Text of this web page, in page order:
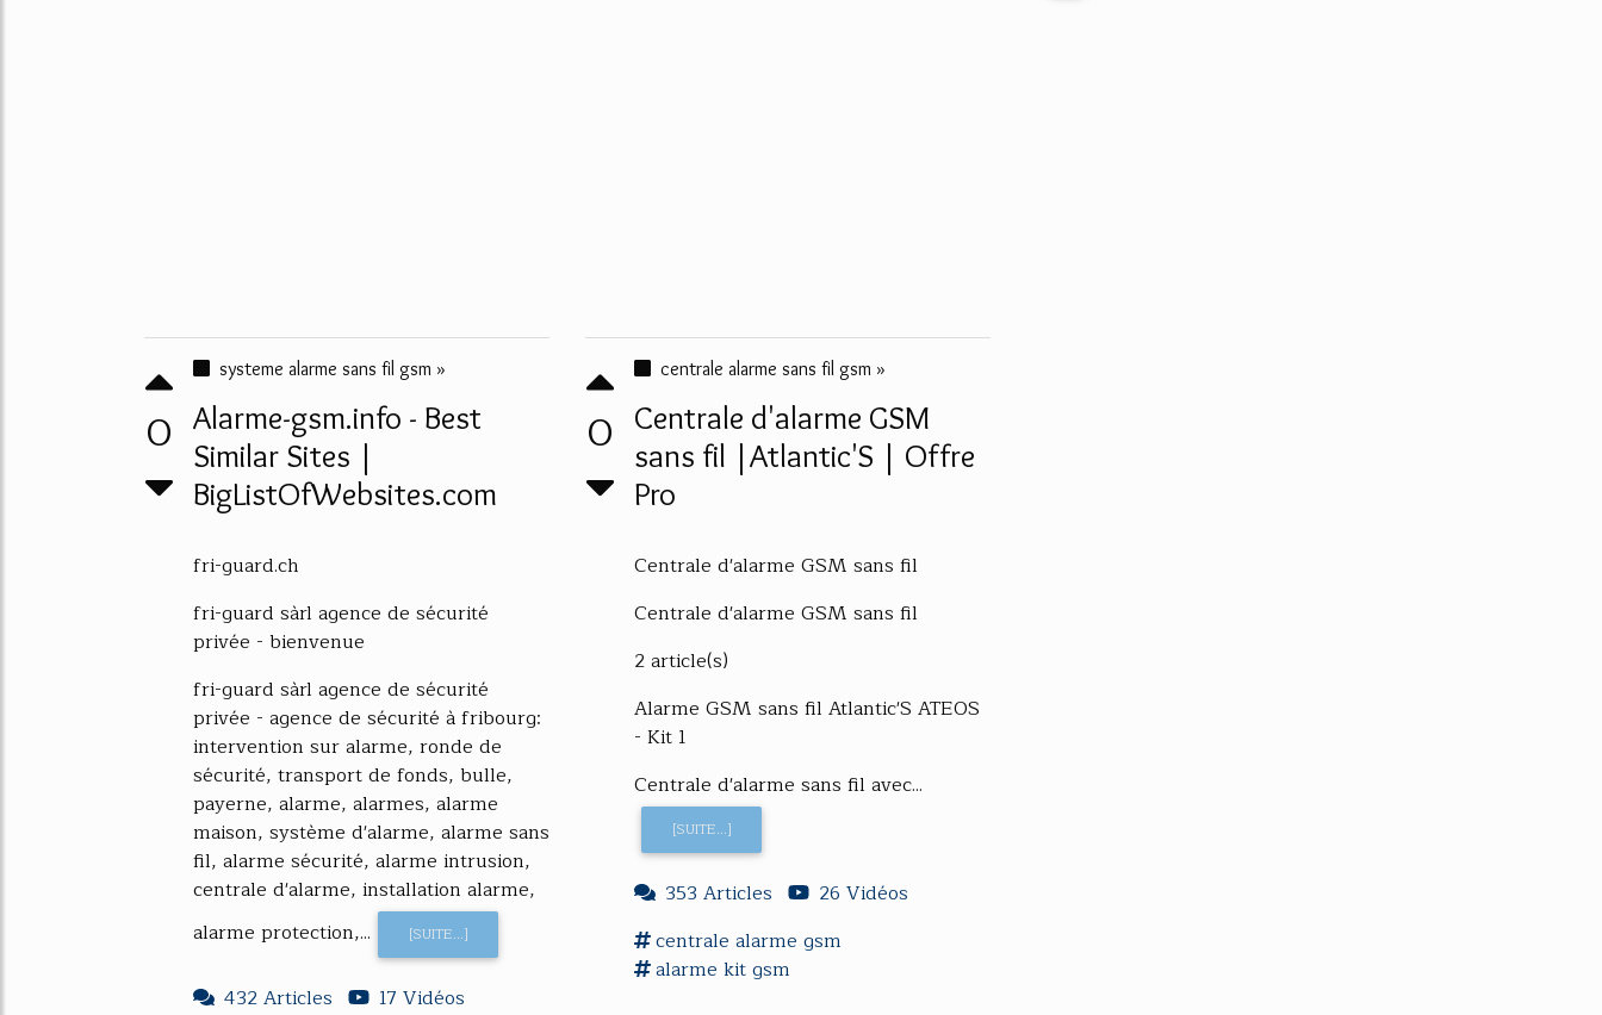
0
systeme alarme sans fil gsm »
Alarme-gsm.info - Best
Similar Sites |
BigListOfWebsites.com
fri-guard.ch
fri-guard sàrl agence de sécurité
privée - bienvenue
fri-guard sàrl agence de sécurité
privée - agence de sécurité à fribourg:
intervention sur alarme, ronde de
sécurité, transport de fonds, bulle,
payerne, alarme, alarmes, alarme
maison, système d'alarme, alarme sans
fil, alarme sécurité, alarme intrusion,
centrale d'alarme, installation alarme,
alarme protection,...
[SUITE...]
432 Articles
17 Vidéos
0
centrale alarme sans fil gsm »
Centrale d'alarme GSM
sans fil |Atlantic'S | Offre
Pro
Centrale d'alarme GSM sans fil
Centrale d'alarme GSM sans fil
2 article(s)
Alarme GSM sans fil Atlantic'S ATEOS
- Kit 1
Centrale d'alarme sans fil avec...
[SUITE...]
353 Articles
26 Vidéos
centrale alarme gsm
alarme kitgsm